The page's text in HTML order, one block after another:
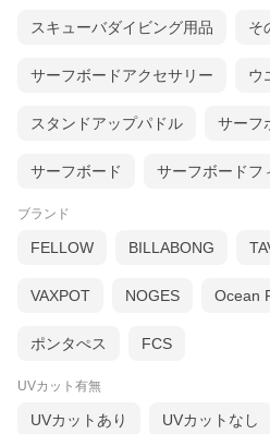
スキューバダイビング用品 そ
サーフボードアクセサリー ウ
スタンドアップパドル サーフ
サーフボード サーフボードフ
ブランド
FELLOW BILLABONG
VAXPOT NOGES Ocean
ポンタぺス FCS
UVカット有無
UVカットあり UVカットなし